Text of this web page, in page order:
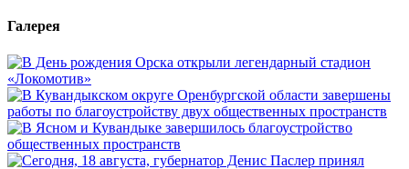
Галерея